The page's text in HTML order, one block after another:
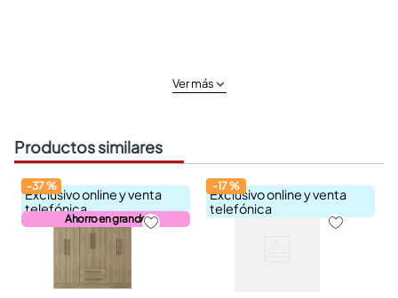
Ver más
Productos similares
Exclusivo online y venta
telefónica
Ahorro en grande
-37%
Exclusivo online y venta
telefónica
-17%